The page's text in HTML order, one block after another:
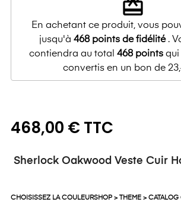
redeem
En achetant ce produit, vous
jusqu'à 468points de fidélité.
contiendra au total 468pointsqui
convertis en un bon de
468,00 € TTC
Sherlock Oakwood Veste Cuir
CHOISISSEZ LA COULEURSHOP > THEME > CATALOG